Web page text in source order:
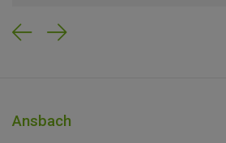
Previous
Next
Ansbach